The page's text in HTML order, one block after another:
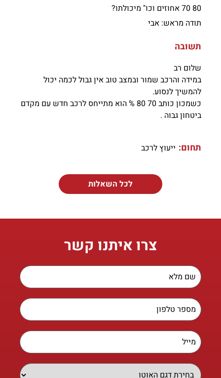
80 70 אחוזים וכו" מיכולתו?
תודה מראש: אבי
תשובה
שלום רב
במידה והרכב שמור ובמצב טוב אין גבול לכמה יכול
להמשיך לנסוע.
כשמכון כותב 70 80 % הוא מתייחס לרכב חדש עם מקדם
ביטחון גבוה .
תחום: ייעוץ לרכב
לכל השאלות
צרו איתנו קשר